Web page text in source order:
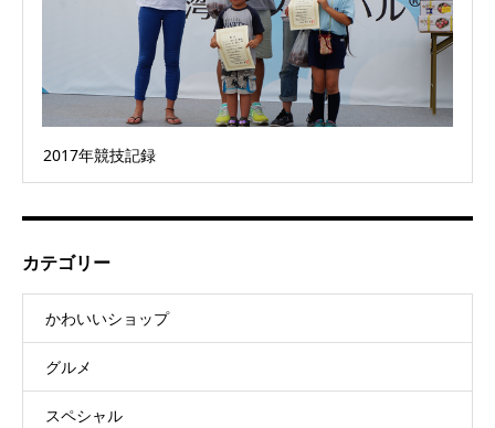
2017年競技記録
カテゴリー
かわいいショップ
グルメ
スペシャル